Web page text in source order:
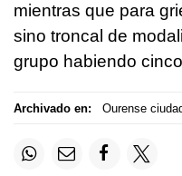
mientras que para
sino troncal de
grupo habiendo
Archivado en: Ourense